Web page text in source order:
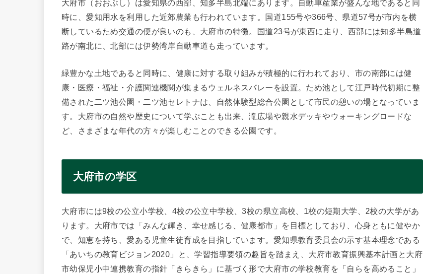
大府市（おおぶし）は愛知県の西部、知多半島北端にあります。自動車産業が盛んな地であると同
時に、愛知用水を利用した近郊農業も行われています。国道155号や366号、県道57号が市内を横
断しているため交通の便が良いのも、大府市の特徴。国道23号が東西に走り、西部には知多半島道
路が南北に、北部には伊勢湾岸自動車道も走っています。
緑豊かな土地であると同時に、健康に対する取り組みが積極的に行われており、市の南部には健
康・医療・福祉・介護関連機関が集まるウェルネスバレーを設置。ため池として江戸時代初期に整
備された二ツ池公園・二ツ池セレトナは、自然体験型総合公園として市民の憩いの場となっていま
す。大府市の自然や歴史について学ぶことも出来、滝広場や親水デッキやウォーキングロードな
ど、さまざまな年代の方々が楽しむことのできる公園です。
大府市の学区
大府市には9校の公立小学校、4校の公立中学校、3校の県立高校、1校の短期大学、2校の大学があ
ります。大府市では「みんな輝き、幸せ感じる、健康都市」を目標としており、心身ともに健やか
で、知恵を持ち、愛ある児童生徒育成を目指しています。愛知県教育委員会の示す基本理念である
「あいちの教育ビジョン2020」と、学習指導要領の趣旨を踏まえ、大府市教育振興基本計画と大府
市幼保児小中連携教育の指針「きらきら」に基づく形で大府市の学校教育を「自らを高めること」